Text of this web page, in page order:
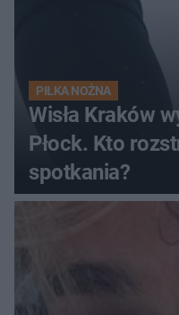
PIŁKA NOŻNA
Wisła Kraków
Płock. Kto
spotkania?